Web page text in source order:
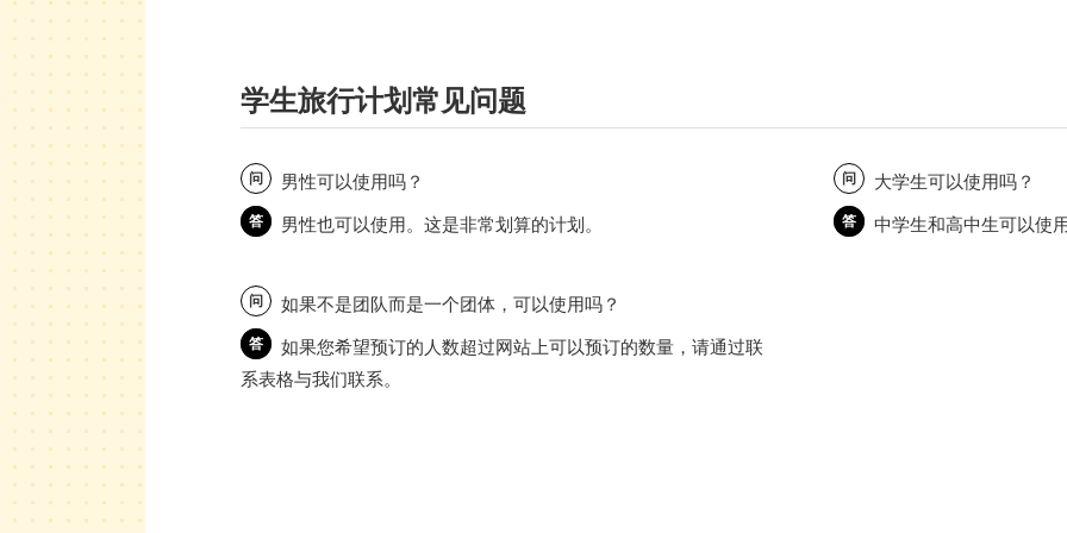
学生旅行计划常见问题
问 男性可以使用吗？
答 男性也可以使用。这是非常划算的计划。
问 大学生可以使用吗？
答 中学生和高中生可以使
问 如果不是团队而是一个团体，可以使用吗？
答
如果您希望预订的人数超过网站上可以预订的数量，请通过联
系表格与我们联系。